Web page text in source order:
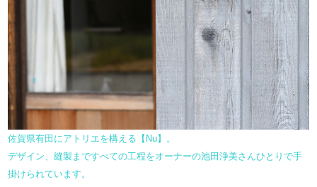
佐賀県有田にアトリエを構える【Nu】。
デザイン、縫製まですべての工程をオーナーの池田浄美さんひとりで手
掛けられています。